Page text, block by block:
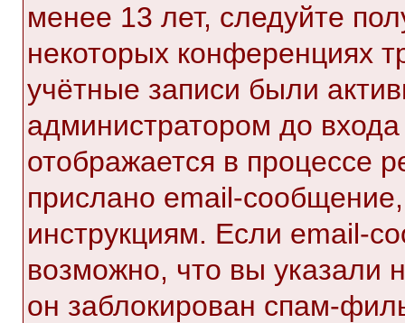
менее 13 лет, следуйте
некоторых конференциях
учётные записи были
администратором до
отображается в процессе
прислано email-
инструкциям. Если email-
возможно, что вы указали
он заблокирован спам-